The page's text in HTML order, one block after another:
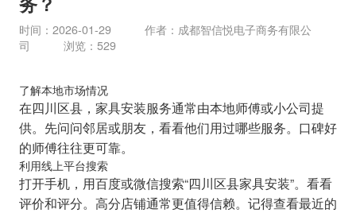
时间：2026-01-29 作者：成都智信悦电子商务有限公
司 浏览：529
了解本地市场情况
在四川区县，家具安装服务通常由本地师傅或小公司提
供。先问问邻居或朋友，看看他们用过哪些服务。口碑好
的师傅往往更可靠。
利用线上平台搜索
打开手机，用百度或微信搜索“四川区县家具安装”。看看
评价和评分。高分店铺通常更值得信赖。记得查看最近的